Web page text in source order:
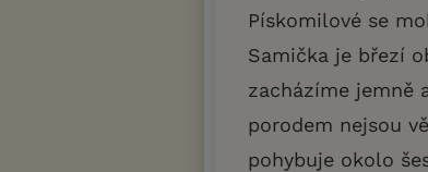
Pískomilové se
Samička je březí
zacházíme jemně
porodem nejsou
pohybuje okolo